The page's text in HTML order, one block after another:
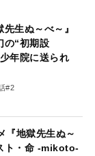
生ぬ～べ～』
の“初期設
年院に送られ
#2
『地獄先生ぬ～
ト・命 -mikoto-